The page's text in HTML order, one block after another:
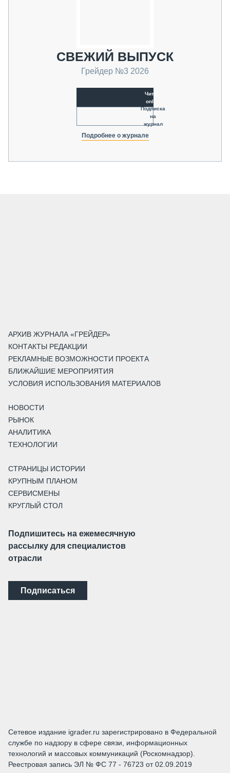
СВЕЖИЙ ВЫПУСК
Грейдер №3 2026
Читать
online
Подписка
на
журнал
Подробнее о журнале
АРХИВ ЖУРНАЛА «ГРЕЙДЕР»
КОНТАКТЫ РЕДАКЦИИ
РЕКЛАМНЫЕ ВОЗМОЖНОСТИ ПРОЕКТА
БЛИЖАЙШИЕ МЕРОПРИЯТИЯ
УСЛОВИЯ ИСПОЛЬЗОВАНИЯ МАТЕРИАЛОВ
НОВОСТИ
РЫНОК
АНАЛИТИКА
ТЕХНОЛОГИИ
СТРАНИЦЫ ИСТОРИИ
КРУПНЫМ ПЛАНОМ
СЕРВИСМЕНЫ
КРУГЛЫЙ СТОЛ
Подпишитесь на ежемесячную
рассылку для специалистов
отрасли
Подписаться
Сетевое издание igrader.ru зарегистрировано в Федеральной
службе по надзору в сфере связи, информационных
технологий и массовых коммуникаций (Роскомнадзор).
Реестровая запись ЭЛ № ФС 77 - 76723 от 02.09.2019